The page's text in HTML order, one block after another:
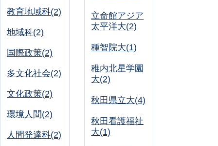
教育地域科(2)
地域科(2)
国際政策(2)
多文化社会(2)
文化政策(2)
環境人間(2)
人間発達科(2)
立命館アジア
太平洋大(2)
種智院大(1)
稚内北星学園
大(2)
秋田県立大(4)
秋田看護福祉
大(1)